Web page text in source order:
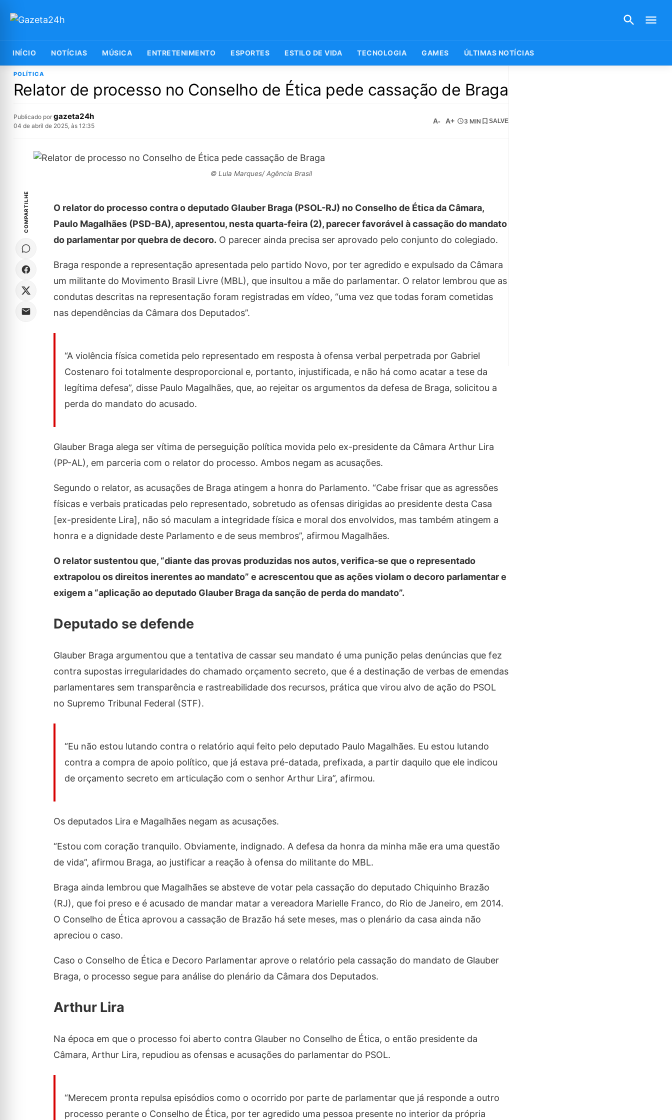
INÍCIO NOTÍCIAS MÚSICA ENTRETENIMENTO ESPORTES ESTILO DE VIDA TECNOLOGIA GAMES ÚLTIMAS NOTÍCIAS
POLÍTICA
Relator de processo no Conselho de Ética pede cassação de Braga
Publicado por gazeta24h
04 de abril de 2025, às 12:35
A- A+ 3 MIN SALVE
© Lula Marques/ Agência Brasil
COMPARTILHE
O relator do processo contra o deputado Glauber Braga (PSOL-RJ) no Conselho de Ética da Câmara,
Paulo Magalhães (PSD-BA), apresentou, nesta quarta-feira (2), parecer favorável à cassação do mandato
do parlamentar por quebra de decoro. O parecer ainda precisa ser aprovado pelo conjunto do colegiado.
Braga responde a representação apresentada pelo partido Novo, por ter agredido e expulsado da Câmara
um militante do Movimento Brasil Livre (MBL), que insultou a mãe do parlamentar. O relator lembrou que as
condutas descritas na representação foram registradas em vídeo, “uma vez que todas foram cometidas
nas dependências da Câmara dos Deputados”.
“A violência física cometida pelo representado em resposta à ofensa verbal perpetrada por Gabriel
Costenaro foi totalmente desproporcional e, portanto, injustificada, e não há como acatar a tese da
legítima defesa”, disse Paulo Magalhães, que, ao rejeitar os argumentos da defesa de Braga, solicitou a
perda do mandato do acusado.
Glauber Braga alega ser vítima de perseguição política movida pelo ex-presidente da Câmara Arthur Lira
(PP-AL), em parceria com o relator do processo. Ambos negam as acusações.
Segundo o relator, as acusações de Braga atingem a honra do Parlamento. “Cabe frisar que as agressões
físicas e verbais praticadas pelo representado, sobretudo as ofensas dirigidas ao presidente desta Casa
[ex-presidente Lira], não só maculam a integridade física e moral dos envolvidos, mas também atingem a
honra e a dignidade deste Parlamento e de seus membros”, afirmou Magalhães.
O relator sustentou que, “diante das provas produzidas nos autos, verifica-se que o representado
extrapolou os direitos inerentes ao mandato” e acrescentou que as ações violam o decoro parlamentar e
exigem a “aplicação ao deputado Glauber Braga da sanção de perda do mandato”.
Deputado se defende
Glauber Braga argumentou que a tentativa de cassar seu mandato é uma punição pelas denúncias que fez
contra supostas irregularidades do chamado orçamento secreto, que é a destinação de verbas de emendas
parlamentares sem transparência e rastreabilidade dos recursos, prática que virou alvo de ação do PSOL
no Supremo Tribunal Federal (STF).
“Eu não estou lutando contra o relatório aqui feito pelo deputado Paulo Magalhães. Eu estou lutando
contra a compra de apoio político, que já estava pré-datada, prefixada, a partir daquilo que ele indicou
de orçamento secreto em articulação com o senhor Arthur Lira”, afirmou.
Os deputados Lira e Magalhães negam as acusações.
“Estou com coração tranquilo. Obviamente, indignado. A defesa da honra da minha mãe era uma questão
de vida”, afirmou Braga, ao justificar a reação à ofensa do militante do MBL.
Braga ainda lembrou que Magalhães se absteve de votar pela cassação do deputado Chiquinho Brazão
(RJ), que foi preso e é acusado de mandar matar a vereadora Marielle Franco, do Rio de Janeiro, em 2014.
O Conselho de Ética aprovou a cassação de Brazão há sete meses, mas o plenário da casa ainda não
apreciou o caso.
Caso o Conselho de Ética e Decoro Parlamentar aprove o relatório pela cassação do mandato de Glauber
Braga, o processo segue para análise do plenário da Câmara dos Deputados.
Arthur Lira
Na época em que o processo foi aberto contra Glauber no Conselho de Ética, o então presidente da
Câmara, Arthur Lira, repudiou as ofensas e acusações do parlamentar do PSOL.
“Merecem pronta repulsa episódios como o ocorrido por parte de parlamentar que já responde a outro
processo perante o Conselho de Ética, por ter agredido uma pessoa presente no interior da própria